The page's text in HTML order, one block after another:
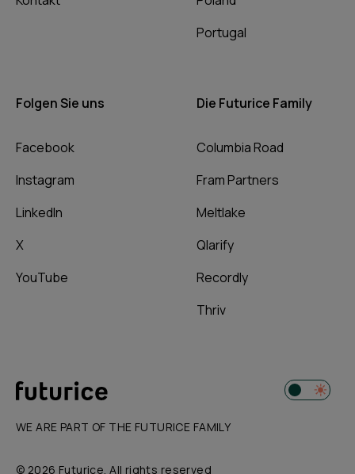
Portugal
Folgen Sie uns
Facebook
Instagram
LinkedIn
X
YouTube
Die Futurice Family
Columbia Road
Fram Partners
Meltlake
Qlarify
Recordly
Thriv
WE ARE PART OF THE FUTURICE FAMILY
© 2026 Futurice. All rights reserved